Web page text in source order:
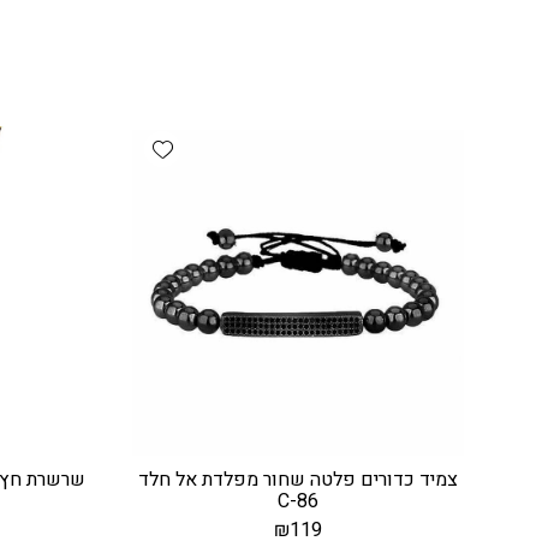
Add wishlist
צמיד כדורים פלטה שחור מפלדת אל חלד
C-86
₪119
שרשרת חץ